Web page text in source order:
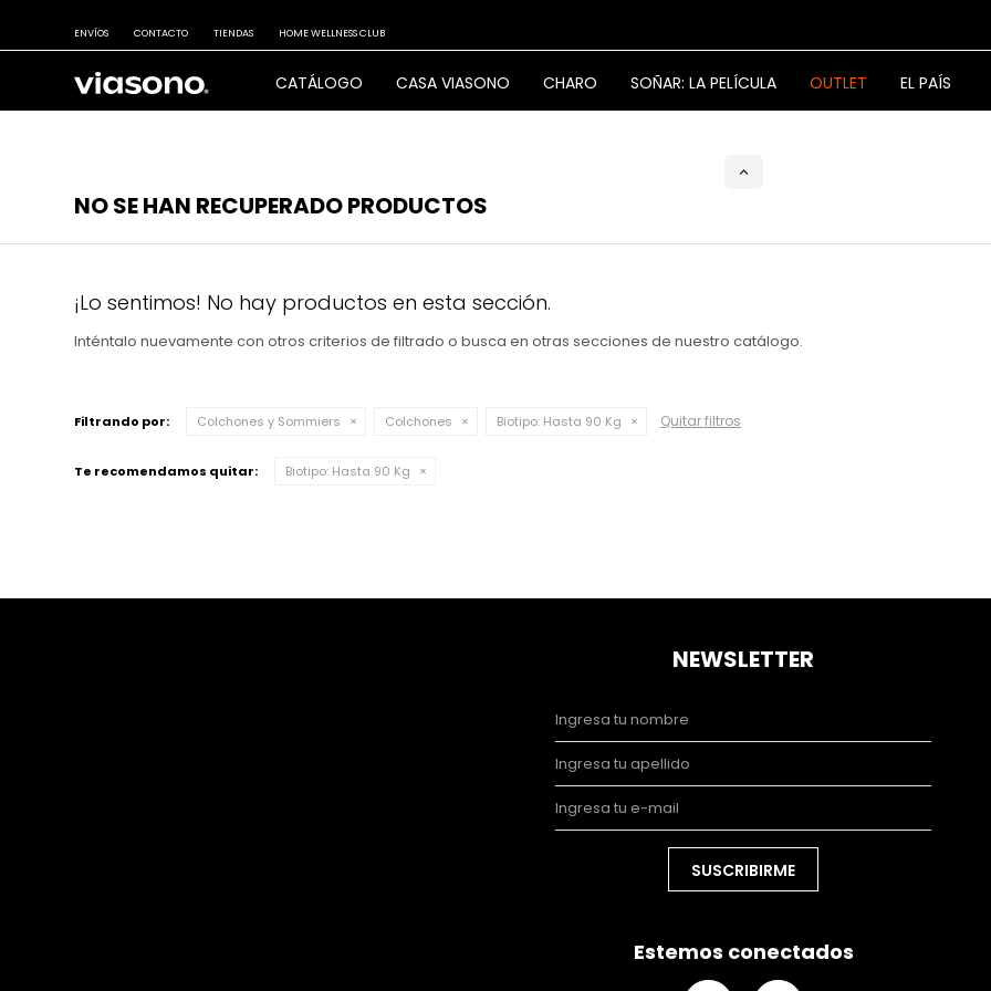
CATÁLOGO CASA VIASONO CHARO SOÑAR: LA PELÍCULA OUTLET EL PAÍS
ENVÍOS CONTACTO TIENDAS HOME WELLNESS CLUB
NO SE HAN RECUPERADO PRODUCTOS
¡Lo sentimos! No hay productos en esta sección.
Inténtalo nuevamente con otros criterios de filtrado o busca en otras secciones de nuestro catálogo.
Filtrando por: Colchones y Sommiers Colchones Biotipo: Hasta 90 Kg Quitar filtros
Te recomendamos quitar: Biotipo: Hasta 90 Kg
NEWSLETTER
SUSCRIBIRME
Estemos conectados